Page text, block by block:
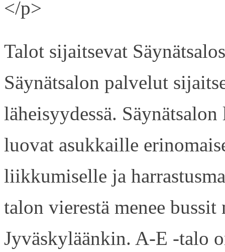
</p>
Talot sijaitsevat
Säynätsalon palvelut
läheisyydessä.
luovat asukkaille
liikkumiselle ja
talon vierestä menee
Jyväskyläänkin. A-E -talo